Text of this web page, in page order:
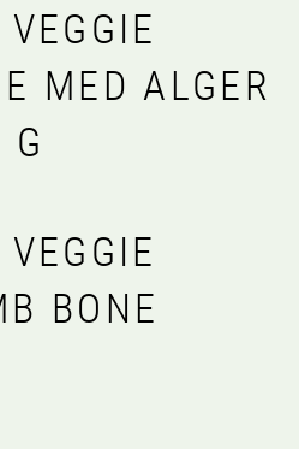
MED ALGER
BONE